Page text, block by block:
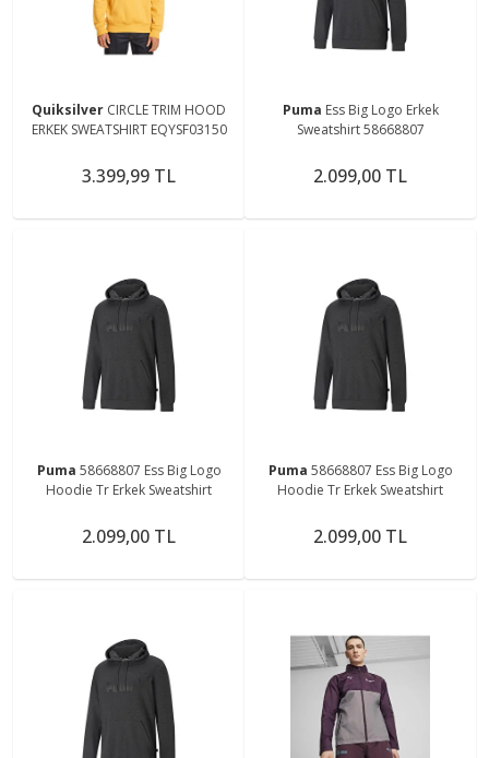
Quiksilver CIRCLE TRIM HOOD
ERKEK SWEATSHIRT EQYSF03150
3.399,99 TL
Puma Ess Big Logo Erkek
Sweatshirt 58668807
2.099,00 TL
Puma 58668807 Ess Big Logo
Hoodie Tr Erkek Sweatshirt
2.099,00 TL
Puma 58668807 Ess Big Logo
Hoodie Tr Erkek Sweatshirt
2.099,00 TL